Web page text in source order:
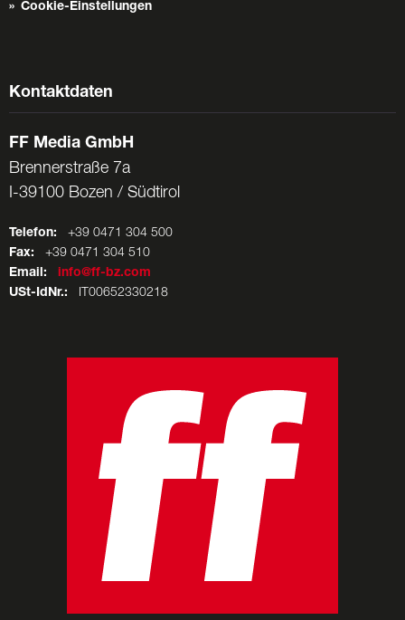
Cookie-Einstellungen
Kontaktdaten
FF Media GmbH
Brennerstraße 7a
I-39100 Bozen / Südtirol
Telefon: +39 0471 304 500
Fax: +39 0471 304 510
Email:
info@ff-bz.com
USt-IdNr.: IT00652330218